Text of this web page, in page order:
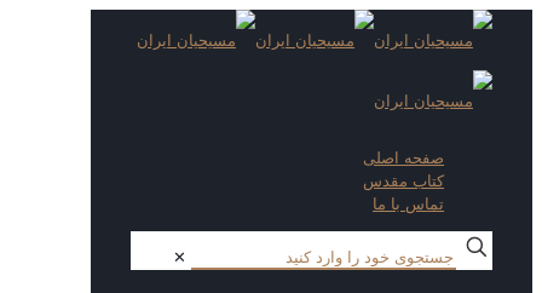
صفحه اصلی
کتاب مقدس
تماس با ما
✕